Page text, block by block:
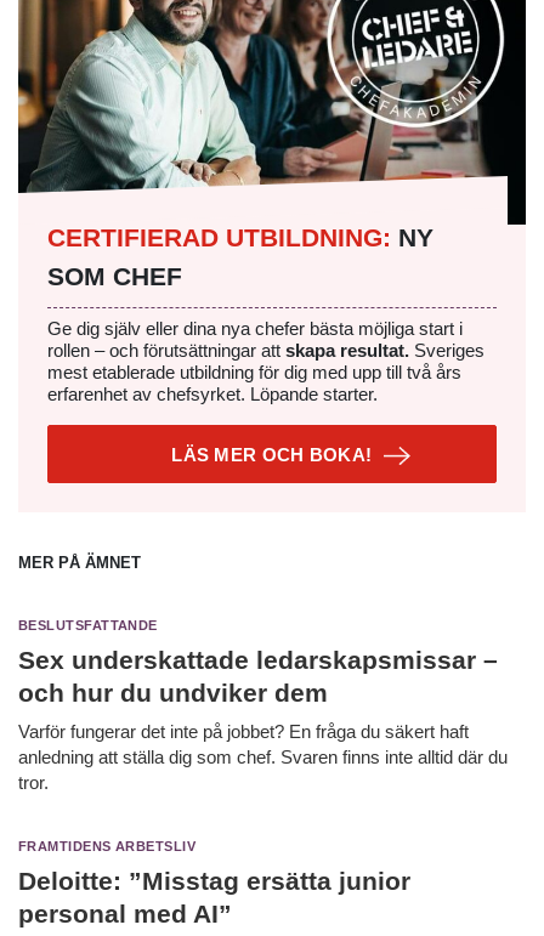
Mer på ämnet
Beslutsfattande
Sex underskattade ledarskapsmissar –
och hur du undviker dem
Varför fungerar det inte på jobbet? En fråga du säkert haft
anledning att ställa dig som chef. Svaren finns inte alltid där du
tror.
Framtidens arbetsliv
Deloitte: ”Misstag ersätta junior
personal med AI”
CERTIFIERAD UTBILDNING: NY
SOM CHEF
Ge dig själv eller dina nya chefer bästa möjliga start i
rollen – och förutsättningar att skapa resultat. Sveriges
mest etablerade utbildning för dig med upp till två års
erfarenhet av chefsyrket. Löpande starter.
LÄS MER OCH BOKA!